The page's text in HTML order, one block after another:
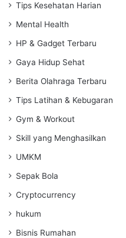
Tips Kesehatan Harian
Mental Health
HP & Gadget Terbaru
Gaya Hidup Sehat
Berita Olahraga Terbaru
Tips Latihan & Kebugaran
Gym & Workout
Skill yang Menghasilkan
UMKM
Sepak Bola
Cryptocurrency
hukum
Bisnis Rumahan